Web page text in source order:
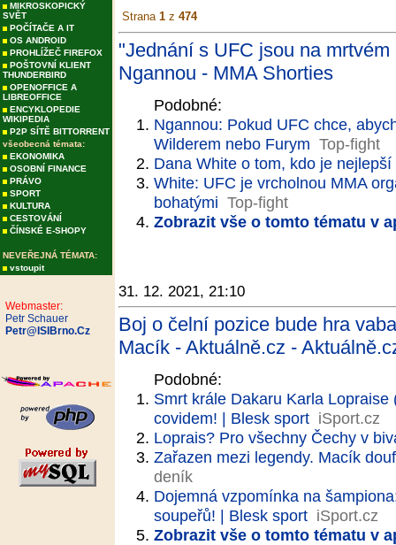
MIKROSKOPICKÝ
SVĚT
POČÍTAČE A IT
OS ANDROID
PROHLÍŽEČ FIREFOX
POŠTOVNÍ KLIENT
THUNDERBIRD
OPENOFFICE A
LIBREOFFICE
ENCYKLOPEDIE
WIKIPEDIA
P2P SÍTĚ BITTORRENT
všeobecná témata:
EKONOMIKA
OSOBNÍ FINANCE
PRÁVO
SPORT
KULTURA
CESTOVÁNÍ
ČÍNSKÉ E-SHOPY
NEVEŘEJNÁ TÉMATA:
vstoupit
Webmaster:
Petr Schauer
Petr@ISIBrno.Cz
Strana 1 z 474
"Jednání s UFC jsou na
Ngannou - MMA Shorties
Podobné:
Ngannou: Pokud UFC chce,
Wilderem nebo Furym Top-fight
Dana White o tom, kdo je
White: UFC je vrcholnou MMA
bohatými Top-fight
Zobrazit vše o tomto tématu v
31. 12. 2021, 21:10
Boj o čelní pozice bude hra
Macík - Aktuálně.cz -
Podobné:
Smrt krále Dakaru Karla
covidem! | Blesk sport iSport.cz
Loprais? Pro všechny Čechy v
Zařazen mezi legendy. Macík
deník
Dojemná vzpomínka na
soupeřů! | Blesk sport iSport.cz
Zobrazit vše o tomto tématu v